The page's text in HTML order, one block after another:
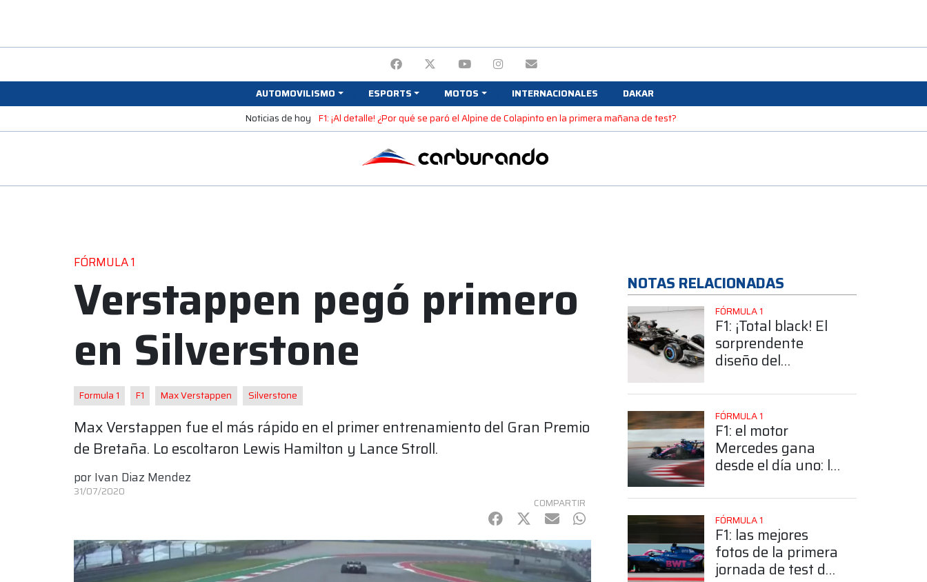
AUTOMOVILISMO ESPORTS MOTOS INTERNACIONALES
DAKAR
Noticias de hoy F1: ¡Al detalle! ¿Por qué se paró el Alpine de Colapinto en la primera mañana de test?
FÓRMULA 1
Verstappen pegó primero
en Silverstone
Formula 1 F1 Max Verstappen Silverstone
Max Verstappen fue el más rápido en el primer entrenamiento del Gran Premio
de Bretaña. Lo escoltaron Lewis Hamilton y Lance Stroll.
por Ivan Diaz Mendez
31/07/2020
COMPARTIR
Facebook
Twitter
mail WhatsApp
NOTAS RELACIONADAS
FÓRMULA 1
F1: ¡Total black! El
sorprendente
diseño del
para las pruebas
en Barcelona
FÓRMULA 1
F1: el motor
Mercedes gana
desde el día uno: la
favoreció en la
primera jornada en
Barcelona
FÓRMULA 1
F1: las mejores
fotos de la primera
jornada de test de